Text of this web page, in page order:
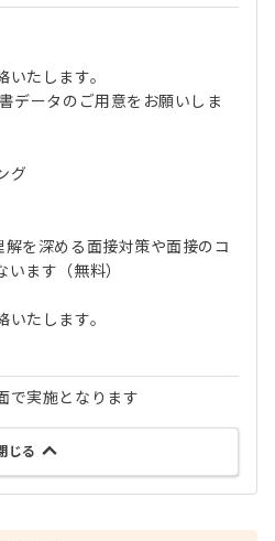
いたします。
データのご用意をお願いしま
グ
を深める面接対策や面接のコ
ます（無料）
たします。
で実施となります
じる